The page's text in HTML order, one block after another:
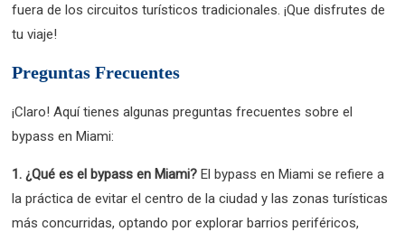
fuera de los circuitos turísticos tradicionales. ¡Que disfrutes de
tu viaje!
Preguntas Frecuentes
¡Claro! Aquí tienes algunas preguntas frecuentes sobre el
bypass en Miami:
1. ¿Qué es el bypass en Miami? El bypass en Miami se refiere a
la práctica de evitar el centro de la ciudad y las zonas turísticas
más concurridas, optando por explorar barrios periféricos,